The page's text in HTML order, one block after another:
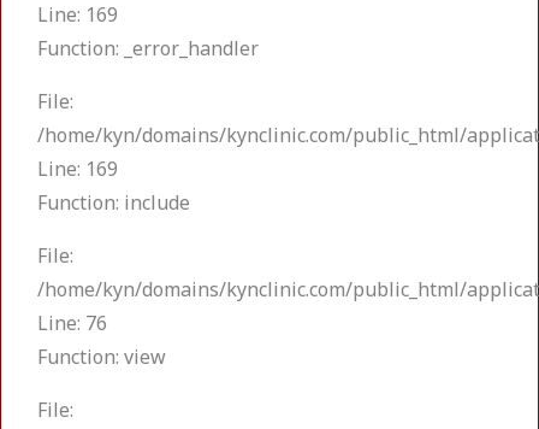
Line: 169
Function: _error_handler
File:
/home/kyn/domains/kynclinic.com/public_html/
Line: 169
Function: include
File:
/home/kyn/domains/kynclinic.com/public_html/
Line: 76
Function: view
File: